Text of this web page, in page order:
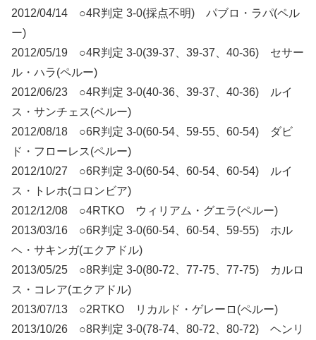
2012/04/14 ○4R判定 3-0(採点不明) パブロ・ラパ(ペル
ー)
2012/05/19 ○4R判定 3-0(39-37、39-37、40-36) セサー
ル・ハラ(ペルー)
2012/06/23 ○4R判定 3-0(40-36、39-37、40-36) ルイ
ス・サンチェス(ペルー)
2012/08/18 ○6R判定 3-0(60-54、59-55、60-54) ダビ
ド・フローレス(ペルー)
2012/10/27 ○6R判定 3-0(60-54、60-54、60-54) ルイ
ス・トレホ(コロンビア)
2012/12/08 ○4RTKO ウィリアム・グエラ(ペルー)
2013/03/16 ○6R判定 3-0(60-54、60-54、59-55) ホル
ヘ・サキンガ(エクアドル)
2013/05/25 ○8R判定 3-0(80-72、77-75、77-75) カルロ
ス・コレア(エクアドル)
2013/07/13 ○2RTKO リカルド・ゲレーロ(ペルー)
2013/10/26 ○8R判定 3-0(78-74、80-72、80-72) ヘンリ